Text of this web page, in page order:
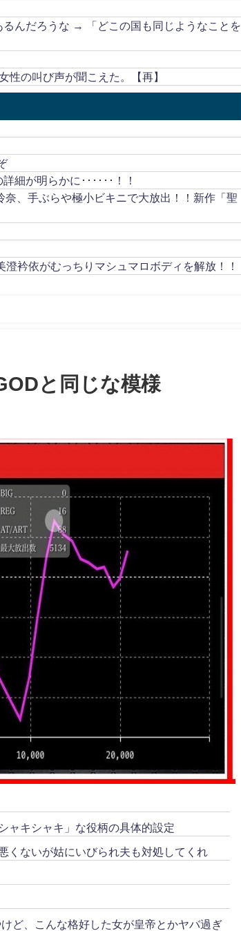
るんだろうな → 「どこの国も同じようなことを
性の叫び声が聞こえた。【再】
細が明らかに･･････！！
、手ぶらや極小ビキニで大放出！！新作「聖
衿依がむっちりマシュマロボディを解放！！
と同じな模様
ャキシャキ」な役柄の具体的設定
くないが姑にいびられ夫も対処してくれ
ど、こんな格好した女が皇帝とかヤバ過ぎ